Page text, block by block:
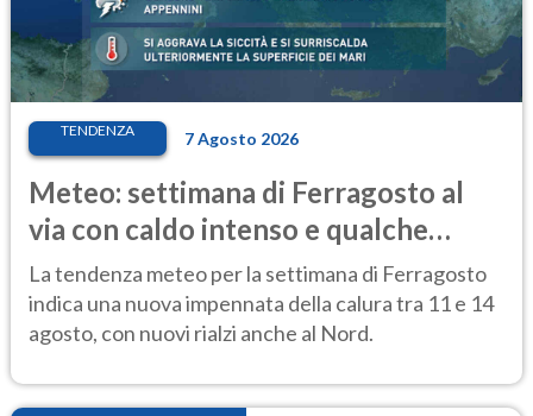
TENDENZA 7 Agosto 2026
Meteo: settimana di Ferragosto al
via con caldo intenso e qualche
temporale
La tendenza meteo per la settimana di Ferragosto
indica una nuova impennata della calura tra 11 e 14
agosto, con nuovi rialzi anche al Nord.